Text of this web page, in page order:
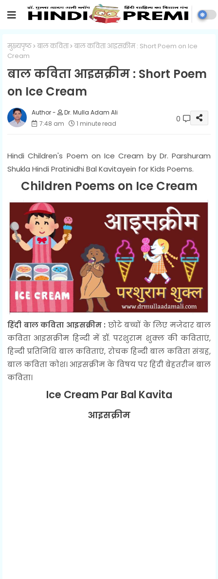
मुख्यपृष्ठ बाल कविता बाल कविता आइसक्रीम : Short Poem on Ice
Cream
बाल कविता आइसक्रीम : Short Poem
on Ice Cream
Dr. Mulla Adam Ali
7:48 am
1 minute read 0
Hindi Children's Poem on Ice Cream by Dr. Parshuram
Shukla Hindi Pratinidhi Bal Kavitayein for Kids Poems.
Children Poems on Ice Cream
हिंदी बाल कविता आइसक्रीम : छोटे बच्चों के लिए मजेदार बाल
कविता आइसक्रीम हिन्दी में डॉ. परशुराम शुक्ल की कविताएं,
हिन्दी प्रतिनिधि बाल कविताएं, रोचक हिन्दी बाल कविता संग्रह,
बाल कविता कोश। आइसक्रीम के विषय पर हिंदी बेहतरीन बाल
कविता।
Ice Cream Par Bal Kavita
आइसक्रीम